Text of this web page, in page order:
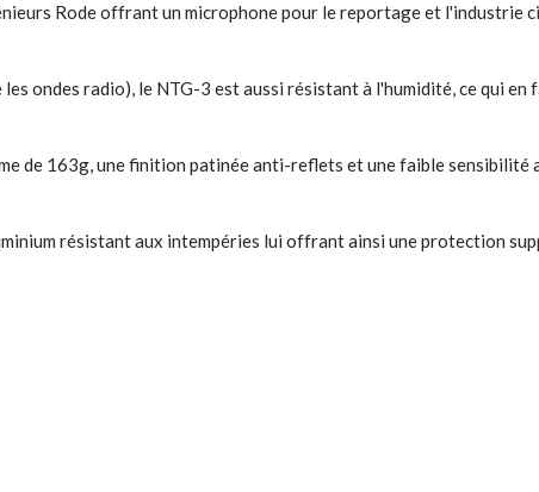
Rode offrant un microphone pour le reportage et l'industrie
ondes radio), le NTG-3 est aussi résistant à l'humidité, ce qui
de 163g, une finition patinée anti-reflets et une faible
résistant aux intempéries lui offrant ainsi une protection